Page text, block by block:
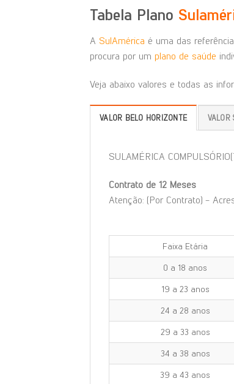
Tabela Plano
A SulAmérica é uma das
procura por um plano de saúde
Veja abaixo valores e todas as
VALOR BELO HORIZONTE VALOR
SULAMÉRICA
Contrato de 12 Meses
Atenção: (Por Contrato) -
Faixa Etária
0 a 18 anos
19 a 23 anos
24 a 28 anos
29 a 33 anos
34 a 38 anos
39 a 43 anos